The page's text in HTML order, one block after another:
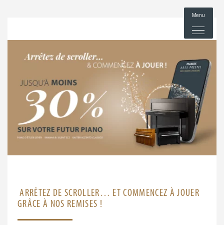
ARRÊTEZ DE SCROLLER… ET COMMENCEZ À JOUER
GRÂCE À NOS REMISES !
Menu